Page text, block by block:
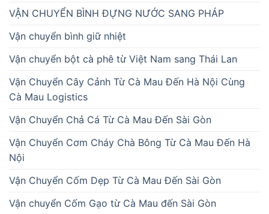
VẬN CHUYỂN BÌNH ĐỰNG NƯỚC SANG PHÁP
Vận chuyển bình giữ nhiệt
Vận chuyển bột cà phê từ Việt Nam sang Thái Lan
Vận Chuyển Cây Cảnh Từ Cà Mau Đến Hà Nội Cùng
Cà Mau Logistics
Vận Chuyển Chả Cá Từ Cà Mau Đến Sài Gòn
Vận Chuyển Cơm Cháy Chà Bông Từ Cà Mau Đến Hà
Nội
Vận Chuyển Cốm Dẹp Từ Cà Mau Đến Sài Gòn
Vận chuyển Cốm Gạo từ Cà Mau đến Sài Gòn